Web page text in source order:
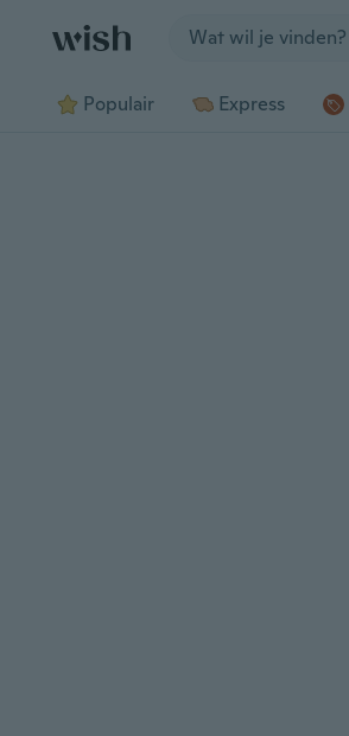
Populair Express